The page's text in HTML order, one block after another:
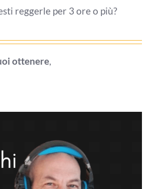
reggerle per 3 ore o più?
ottenere,